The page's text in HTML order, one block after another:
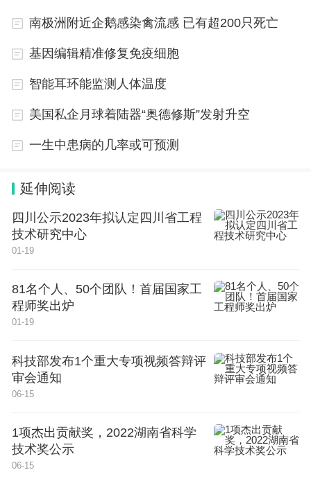
南极洲附近企鹅感染禽流感 已有超200只死亡
基因编辑精准修复免疫细胞
智能耳环能监测人体温度
美国私企月球着陆器“奥德修斯”发射升空
一生中患病的几率或可预测
延伸阅读
四川公示2023年拟认定四川省工程
技术研究中心
01-19
81名个人、50个团队！首届国家工
程师奖出炉
01-19
科技部发布1个重大专项视频答辩评
审会通知
06-15
1项杰出贡献奖，2022湖南省科学
技术奖公示
06-15